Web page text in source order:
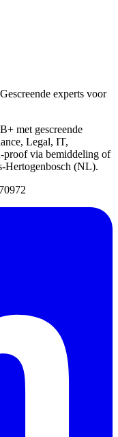
experts voor
met gescreende
Legal, IT,
via bemiddeling of
Hertogenbosch (NL).